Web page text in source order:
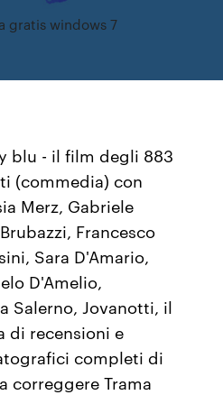
gratis windows 7
blu - il film degli 883
(commedia) con
Merz, Gabriele
Francesco
Sara D'Amario,
D'Amelio,
Salerno, Jovanotti, il
di recensioni e
completi di
correggere Trama